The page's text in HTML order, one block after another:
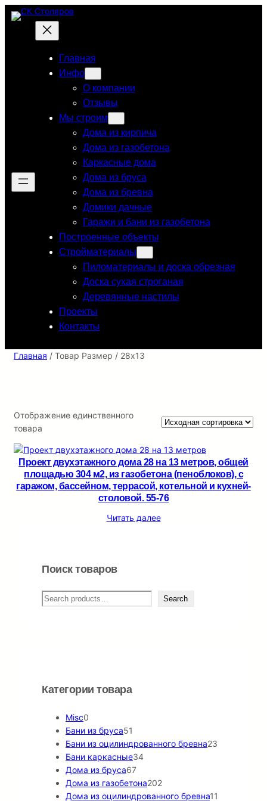
Перейти
содержимому
Главная
Инфо
О компании
Отзывы
Мы строим
Дома из кирпича
Дома из газобетона
Каркасные дома
Дома из бруса
Дома из бревна
Домики дачные
Гаражи и бани из газобетона
Построенные объекты
Стройматериалы
Пиломатериалы и доска обрезная
Доска сухая строганая
Деревянные настилы
Проекты
Контакты
Главная / Товар Размер / 28х13
Отображение единственного
товара
Проект двухэтажного дома 28 на 13 метров, общей
площадью 304 м2, из газобетона (пеноблоков), c
гаражом, бассейном, террасой, котельной и кухней-
столовой. 55-76
Читать далее
Поиск товаров
П
о
Search
Категории товара
Misc0
т
о
в
а
р
о
Бани из бруса51
1
т
о
в
а
Бани из оцилиндрованного бревна23
Бани каркасные343
т
о
Дома из бруса676
7
т
Дома из газобетона2022
0
Дома из оцилиндрованного бревна11